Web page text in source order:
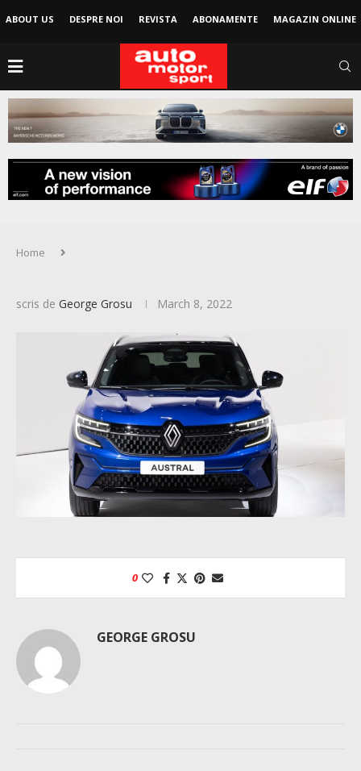
ABOUT US DESPRE NOI REVISTA ABONAMENTE MAGAZIN ONLINE
Home
scris de George Grosu March 8, 2022
0
GEORGE GROSU